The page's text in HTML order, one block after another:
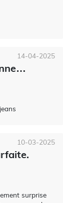
14-04-2025
surprise
10-03-2025